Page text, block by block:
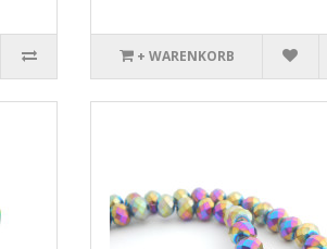
+ WARENKORB